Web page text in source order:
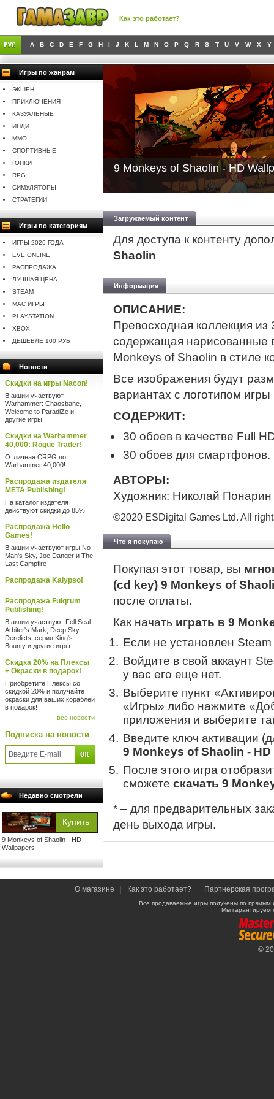
Как это работает?
A B C D E F G H I J K L M N O P Q R S T U V W X Y
Игры по жанрам
ЭКШЕН
ПРИКЛЮЧЕНИЯ
КАЗУАЛЬНЫЕ
ИНДИ
MMO
СПОРТИВНЫЕ
ГОНКИ
RPG
СИМУЛЯТОРЫ
СТРАТЕГИИ
Игры по категориям
ИГРЫ 2026 ГОДА
EVE ONLINE
РАСПРОДАЖА
ЛУЧШАЯ ЦЕНА
STEAM
MAC ИГРЫ
PLAYSTATION
XBOX
ДЕШЕВЛЕ 100 РУБ
Новости
Скидки на игры Nacon!
В акции участвуют
Warhammer: Chaosbane,
Welcome to ParadiZe и
другие игры
Скидки на Warhammer
40,000: Rogue Trader!
Отличная CRPG по
Warhammer 40,000!
Распродажа издателя
META Publishing!
На каталог издателя
действуют скидки до 85%
Распродажа Hello
Games!
В акции участвуют игры No
Man's Sky, Joe Danger и The
Last Campfire
Распродажа Kalypso!
Распродажа Fulqrum
Publishing!
В акции участвуют Fell Seal:
Arbiter's Mark, Deep Sky
Derelicts, серия King's
Bounty и другие игры
Скидка 20% на Плексы
+ Окраски в подарок!
Приобретите Плексы со
скидкой 20% и получайте
окраски для ваших кораблей
в подарок!
все новости
Подписка на новости
Недавно смотрели
9 Monkeys of Shaolin - HD
Wallpapers
9 Monkeys of Shaolin - HD
Загружаемый контент
Для доступа к контенту
Shaolin
Информация
ОПИСАНИЕ:
Превосходная коллекция
содержащая нарисованные
Monkeys of Shaolin в стиле
Все изображения будут
вариантах с логотипом игры
СОДЕРЖИТ:
30 обоев в качестве Full
30 обоев для смартфонов.
АВТОРЫ:
Художник: Николай Понарин
©2020 ESDigital Games Ltd. All
Что я покупаю
Покупая этот товар, вы
(cd key) 9 Monkeys of
после оплаты.
Как начать играть в 9
Если не установлен
Войдите в свой аккаунт
у вас его еще нет.
Выберите пункт
«Игры» либо нажмите
приложения и выберите
Введите ключ активации
9 Monkeys of Shaolin -
После этого игра
сможете скачать 9
* – для предварительных
день выхода игры.
О магазине Как это работает? Партнерская
Все продаваемые игры получены по
Мы гарантируем
©